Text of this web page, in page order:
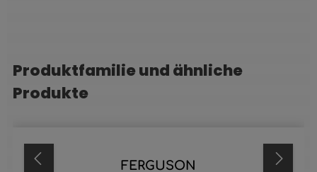
Produktgalerie überspringen
Produktfamilie und ähnliche
Produkte
FERGUSON